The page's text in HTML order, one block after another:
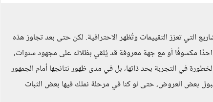
التي تعزز التقييمات وتُظهر الاحترافية. لكن حتى بعد تجاوز هذه
مكشوفًا أو مع جهة معروفة قد يُلقي بظلاله على مجهود سنوات،
في التجربة بحد ذاتها، بل في مدى ظهور نتائجها أمام الجمهور
قبول بعض العروض، حتى لو كنا في مرحلة نملك فيها بعض الثبات